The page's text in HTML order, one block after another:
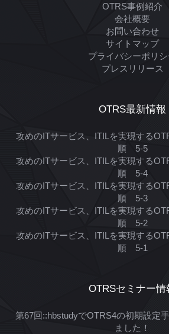
OTRS事例紹介
会社概要
お問い合わせ
サイトマップ
プライバシーポリシ
プレスリリース
OTRS最新情報
攻めのITサービス、ITILを実現する
順 5-5
攻めのITサービス、ITILを実現する
順 5-4
攻めのITサービス、ITILを実現する
順 5-3
攻めのITサービス、ITILを実現する
順 5-2
攻めのITサービス、ITILを実現する
順 5-1
OTRSセミナー情
第67回::hbstudyでOTRS4の初期設定
ました！